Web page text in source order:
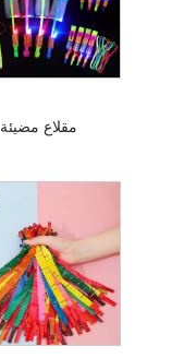
مقلاع مضيئة